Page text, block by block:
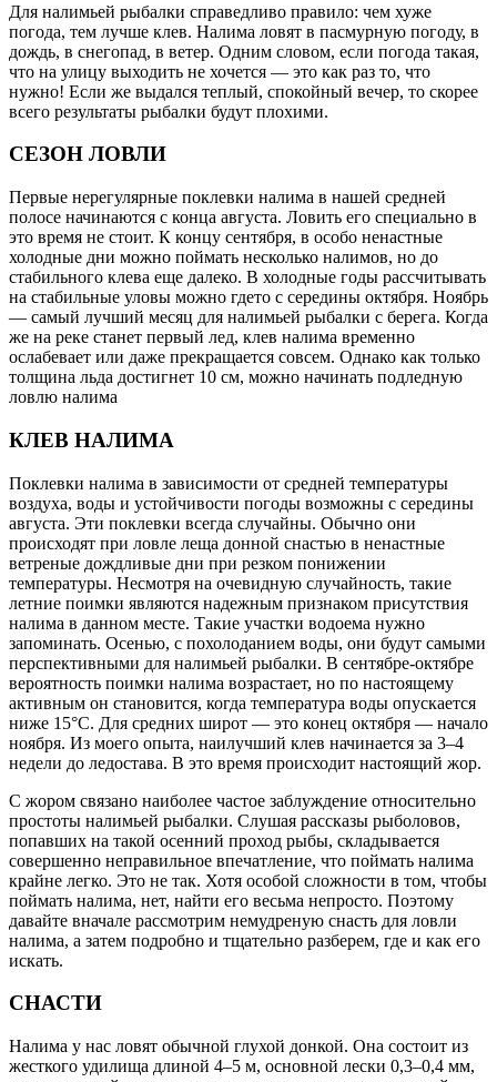
Для налимьей рыбалки справедливо правило: чем хуже
погода, тем лучше клев. Налима ловят в пасмурную погоду, в
дождь, в снегопад, в ветер. Одним словом, если погода такая,
что на улицу выходить не хочется — это как раз то, что
нужно! Если же выдался теплый, спокойный вечер, то скорее
всего результаты рыбалки будут плохими.
СЕЗОН ЛОВЛИ
Первые нерегулярные поклевки налима в нашей средней
полосе начинаются с конца августа. Ловить его специально в
это время не стоит. К концу сентября, в особо ненастные
холодные дни можно поймать несколько налимов, но до
стабильного клева еще далеко. В холодные годы рассчитывать
на стабильные уловы можно гдето с середины октября. Ноябрь
— самый лучший месяц для налимьей рыбалки с берега. Когда
же на реке станет первый лед, клев налима временно
ослабевает или даже прекращается совсем. Однако как только
толщина льда достигнет 10 см, можно начинать подледную
ловлю налима
КЛЕВ НАЛИМА
Поклевки налима в зависимости от средней температуры
воздуха, воды и устойчивости погоды возможны с середины
августа. Эти поклевки всегда случайны. Обычно они
происходят при ловле леща донной снастью в ненастные
ветреные дождливые дни при резком понижении
температуры. Несмотря на очевидную случайность, такие
летние поимки являются надежным признаком присутствия
налима в данном месте. Такие участки водоема нужно
запоминать. Осенью, с похолоданием воды, они будут самыми
перспективными для налимьей рыбалки. В сентябре-октябре
вероятность поимки налима возрастает, но по настоящему
активным он становится, когда температура воды опускается
ниже 15°С. Для средних широт — это конец октября — начало
ноября. Из моего опыта, наилучший клев начинается за 3–4
недели до ледостава. В это время происходит настоящий жор.
С жором связано наиболее частое заблуждение относительно
простоты налимьей рыбалки. Слушая рассказы рыболовов,
попавших на такой осенний проход рыбы, складывается
совершенно неправильное впечатление, что поймать налима
крайне легко. Это не так. Хотя особой сложности в том, чтобы
поймать налима, нет, найти его весьма непросто. Поэтому
давайте вначале рассмотрим немудреную снасть для ловли
налима, а затем подробно и тщательно разберем, где и как его
искать.
СНАСТИ
Налима у нас ловят обычной глухой донкой. Она состоит из
жесткого удилища длиной 4–5 м, основной лески 0,3–0,4 мм,